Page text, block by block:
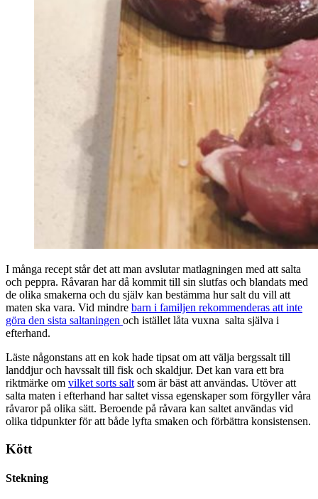
I många recept står det att man avslutar matlagningen med att salta
och peppra. Råvaran har då kommit till sin slutfas och blandats med
de olika smakerna och du själv kan bestämma hur salt du vill att
maten ska vara. Vid mindre barn i familjen rekommenderas att inte
göra den sista saltaningen och istället låta vuxna salta själva i
efterhand.
Läste någonstans att en kok hade tipsat om att välja bergssalt till
landdjur och havssalt till fisk och skaldjur. Det kan vara ett bra
riktmärke om vilket sorts salt som är bäst att användas. Utöver att
salta maten i efterhand har saltet vissa egenskaper som förgyller våra
råvaror på olika sätt. Beroende på råvara kan saltet användas vid
olika tidpunkter för att både lyfta smaken och förbättra konsistensen.
Kött
Stekning